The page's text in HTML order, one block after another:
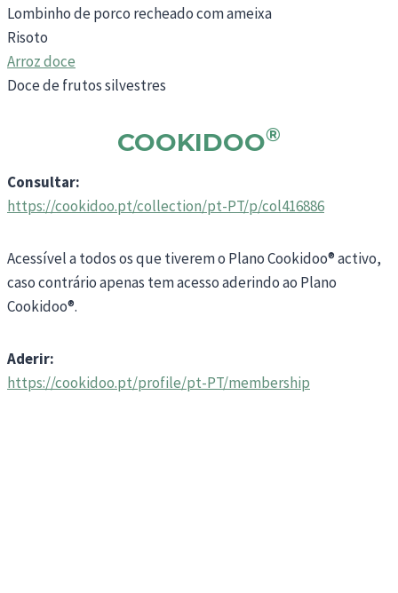
Lombinho de porco recheado com ameixa
Risoto
Arroz doce
Doce de frutos silvestres
COOKIDOO®
Consultar:
https://cookidoo.pt/collection/pt-PT/p/col416886
Acessível a todos os que tiverem o Plano Cookidoo® activo,
caso contrário apenas tem acesso aderindo ao Plano
Cookidoo®.
Aderir:
https://cookidoo.pt/profile/pt-PT/membership